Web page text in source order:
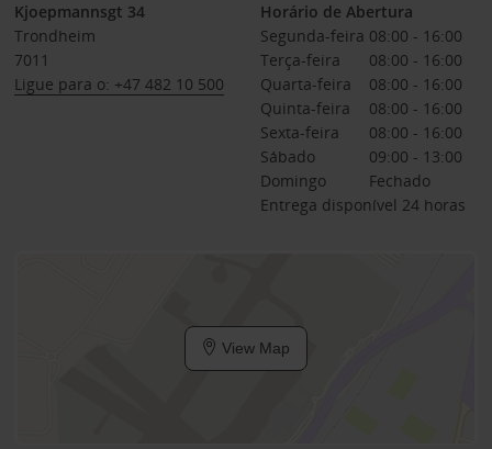
Kjoepmannsgt 34
Trondheim
7011
Ligue para o: +47 482 10 500
Horário de Abertura
Segunda-feira 08:00 - 16:00
Terça-feira
08:00 - 16:00
Quarta-feira
08:00 - 16:00
Quinta-feira
08:00 - 16:00
Sexta-feira
08:00 - 16:00
Sábado
09:00 - 13:00
Domingo
Fechado
Entrega disponível 24 horas
View Map